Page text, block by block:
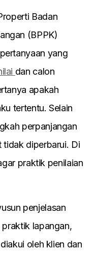
Badan
(BPPK)
yang
dan calon
apakah
tertentu. Selain
perpanjangan
tidak diperbarui. Di
praktik penilaian
penjelasan
lapangan,
oleh klien dan